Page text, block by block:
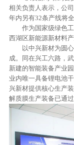
相关负责人表示，公
年内另有32条产线将
作为国家级绿色
西湖区新能源新材料
以中兴新材为圆
成。同在兴工六路，
新建的智能装备产业
业内唯一具备锂电池
兴新材提供核心生产
解质膜生产装备已通过